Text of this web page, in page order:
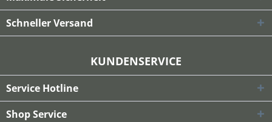
Schneller Versand
KUNDENSERVICE
Service Hotline
Shop Service